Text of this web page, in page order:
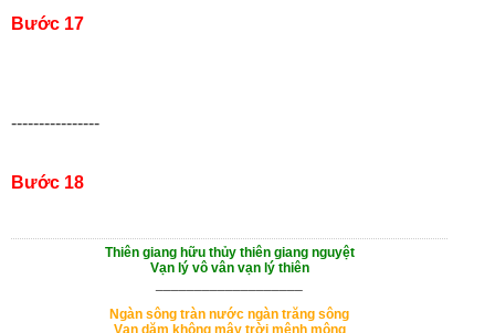
Bước 17
----------------
Bước 18
Thiên giang hữu thủy thiên giang nguyệt
Vạn lý vô vân vạn lý thiên
Ngàn sông tràn nước ngàn trăng sông
Vạn dặm không mây trời mênh mông